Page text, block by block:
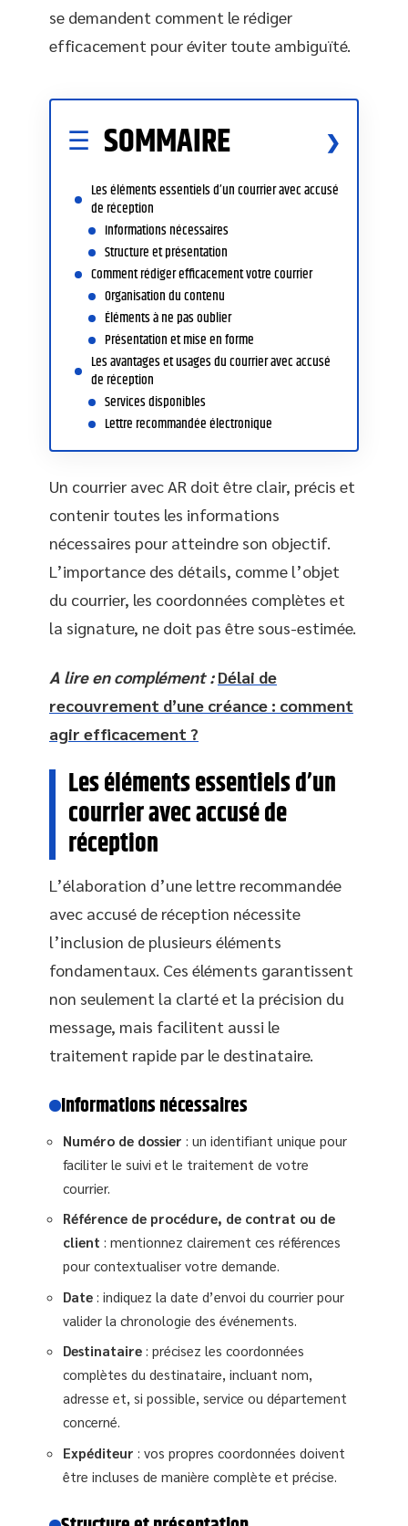
se demandent comment le rédiger
efficacement pour éviter toute ambiguïté.
SOMMAIRE
Les éléments essentiels d’un courrier avec accusé
de réception
Informations nécessaires
Structure et présentation
Comment rédiger efficacement votre courrier
Organisation du contenu
Éléments à ne pas oublier
Présentation et mise en forme
Les avantages et usages du courrier avec accusé
de réception
Services disponibles
Lettre recommandée électronique
Un courrier avec AR doit être clair, précis et
contenir toutes les informations
nécessaires pour atteindre son objectif.
L’importance des détails, comme l’objet
du courrier, les coordonnées complètes et
la signature, ne doit pas être sous-estimée.
A lire en complément : Délai de
recouvrement d’une créance : comment
agir efficacement ?
Les éléments essentiels d’un
courrier avec accusé de
réception
L’élaboration d’une lettre recommandée
avec accusé de réception nécessite
l’inclusion de plusieurs éléments
fondamentaux. Ces éléments garantissent
non seulement la clarté et la précision du
message, mais facilitent aussi le
traitement rapide par le destinataire.
Informations nécessaires
Numéro de dossier : un identifiant unique pour
faciliter le suivi et le traitement de votre
courrier.
Référence de procédure, de contrat ou de
client : mentionnez clairement ces références
pour contextualiser votre demande.
Date : indiquez la date d’envoi du courrier pour
valider la chronologie des événements.
Destinataire : précisez les coordonnées
complètes du destinataire, incluant nom,
adresse et, si possible, service ou département
concerné.
Expéditeur : vos propres coordonnées doivent
être incluses de manière complète et précise.